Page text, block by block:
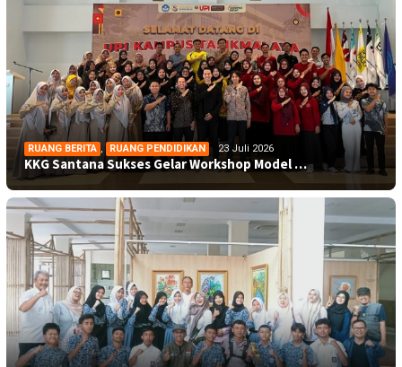
RUANG BERITA , RUANG PENDIDIKAN 23 Juli 2026
KKG Santana Sukses Gelar Workshop Model …